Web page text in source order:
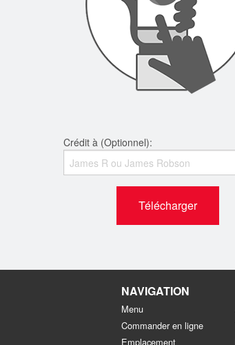
Crédit à (Optionnel):
Télécharger
NAVIGATION
Menu
Commander en ligne
Emplacement